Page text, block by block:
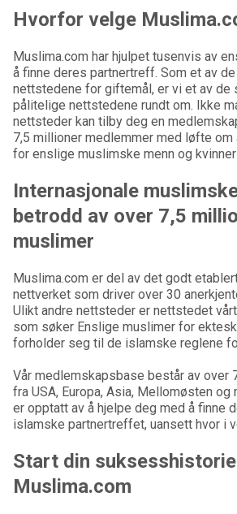
Hvorfor velge
Muslima.com har hjulpet tusenvis av
å finne deres partnertreff. Som et av
nettstedene for giftemål, er vi et av de
pålitelige nettstedene rundt om. Ikke
nettsteder kan tilby deg en
7,5 millioner medlemmer med løfte om
for enslige muslimske menn og
Internasjonale
betrodd av over 7,5
muslimer
Muslima.com er del av det godt
nettverket som driver over 30
Ulikt andre nettsteder er nettstedet
som søker Enslige muslimer for
forholder seg til de islamske reglene
Vår medlemskapsbase består av over
fra USA, Europa, Asia, Mellomøsten og
er opptatt av å hjelpe deg med å finne
islamske partnertreffet, uansett hvor i
Start din
Muslima.com